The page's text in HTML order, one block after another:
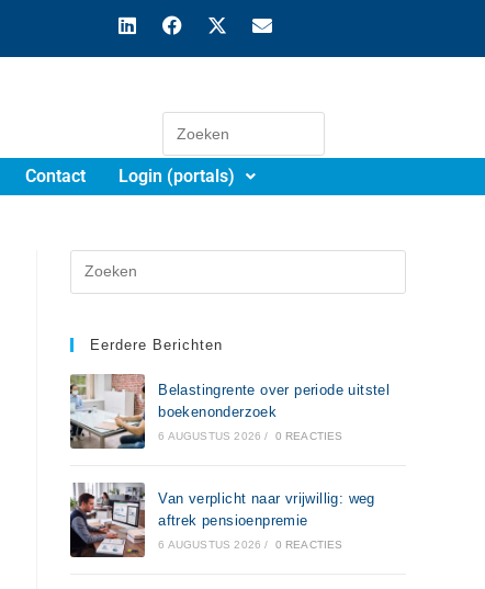
Contact Login (portals)
Eerdere Berichten
Belastingrente over periode uitstel
boekenonderzoek
6 AUGUSTUS 2026 / 0 REACTIES
Van verplicht naar vrijwillig: weg
aftrek pensioenpremie
6 AUGUSTUS 2026 / 0 REACTIES